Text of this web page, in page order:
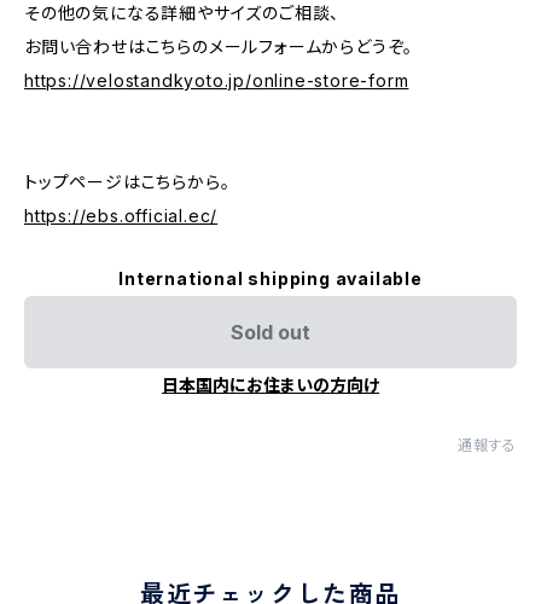
その他の気になる詳細やサイズのご相談、
お問い合わせはこちらのメールフォームからどうぞ。
https://velostandkyoto.jp/online-store-form
トップページはこちらから。
https://ebs.official.ec/
International shipping available
Sold out
日本国内にお住まいの方向け
通報する
最近チェックした商品